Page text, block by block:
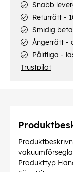
Snabb
Returrätt -
Smidig
Ångerrätt -
Pålitliga -
Trustpilot
Produkttyp